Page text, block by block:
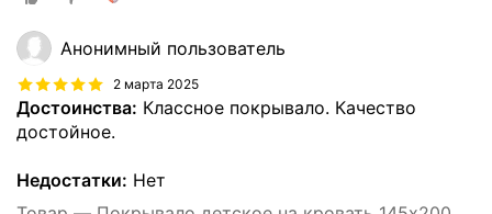
Анонимный пользователь
2 марта 2025
Достоинства: Классное покрывало. Качество
достойное.
Недостатки: Нет